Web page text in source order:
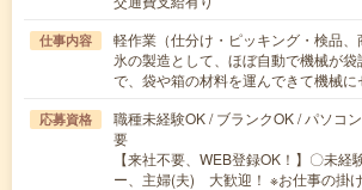
仕事内容
軽作業（仕分け・ピッキング・検品、
氷の製造として、ほぼ自動で機械が
で、袋や箱の材料を運んできて機械
応募資格
職種未経験OK / ブランクOK / パソコ
要
【来社不要、WEB登録OK！】〇未経
ー、主婦(夫) 大歓迎！ ※お仕事の掛